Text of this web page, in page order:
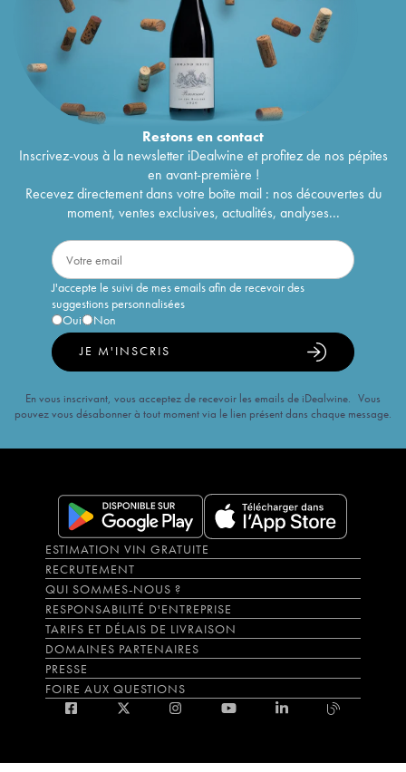
Restons encontact
Inscrivez-vous à la newsletter iDealwine et profitez de nos pépites
en avant-première !
Recevez directement dans votre boîte mail : nos découvertes du
moment, ventes exclusives, actualités, analyses...
J'accepte le suivi de mes emails afin de recevoir des
suggestions personnalisées
Oui
Non
JE M'INSCRIS
En vous inscrivant, vous acceptez de recevoir les emails de iDealwine. Vous
pouvez vous désabonner à tout moment via le lien présent dans chaque message.
ESTIMATION VIN GRATUITE
RECRUTEMENT
QUI SOMMES-NOUS ?
RESPONSABILITÉ D'ENTREPRISE
TARIFS ET DÉLAIS DE LIVRAISON
DOMAINES PARTENAIRES
PRESSE
FOIRE AUX QUESTIONS